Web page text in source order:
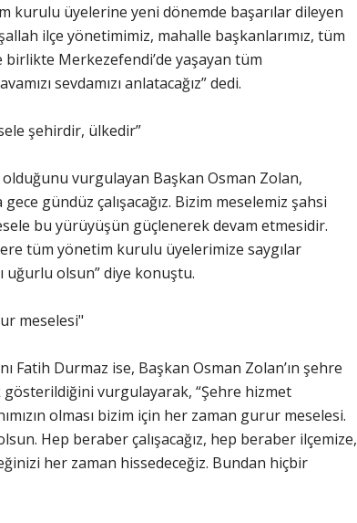
kurulu üyelerine yeni dönemde başarılar dileyen
ilçe yönetimimiz, mahalle başkanlarımız, tüm
Merkezefendi’de yaşayan tüm
sevdamızı anlatacağız” dedi.
şehirdir, ülkedir”
vurgulayan Başkan Osman Zolan,
gündüz çalışacağız. Bizim meselemiz şahsi
bu yürüyüşün güçlenerek devam etmesidir.
tüm yönetim kurulu üyelerimize saygılar
uğurlu olsun” diye konuştu.
meselesi"
Fatih Durmaz ise, Başkan Osman Zolan’ın şehre
vurgulayarak, “Şehre hizmet
olması bizim için her zaman gurur meselesi.
Hep beraber çalışacağız, hep beraber ilçemize,
her zaman hissedeceğiz. Bundan hiçbir